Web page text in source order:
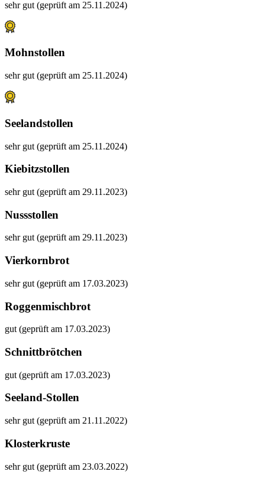
sehr gut (geprüft am 25.11.2024)
Mohnstollen
sehr gut (geprüft am 25.11.2024)
Seelandstollen
sehr gut (geprüft am 25.11.2024)
Kiebitzstollen
sehr gut (geprüft am 29.11.2023)
Nussstollen
sehr gut (geprüft am 29.11.2023)
Vierkornbrot
sehr gut (geprüft am 17.03.2023)
Roggenmischbrot
gut (geprüft am 17.03.2023)
Schnittbrötchen
gut (geprüft am 17.03.2023)
Seeland-Stollen
sehr gut (geprüft am 21.11.2022)
Klosterkruste
sehr gut (geprüft am 23.03.2022)